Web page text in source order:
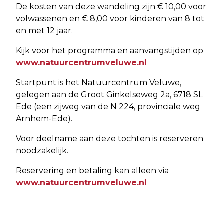
De kosten van deze wandeling zijn € 10,00 voor
volwassenen en € 8,00 voor kinderen van 8 tot
en met 12 jaar.
Kijk voor het programma en aanvangstijden op
www.natuurcentrumveluwe.nl
Startpunt is het Natuurcentrum Veluwe,
gelegen aan de Groot Ginkelseweg 2a, 6718 SL
Ede (een zijweg van de N 224, provinciale weg
Arnhem-Ede).
Voor deelname aan deze tochten is reserveren
noodzakelijk.
Reservering en betaling kan alleen via
www.natuurcentrumveluwe.nl